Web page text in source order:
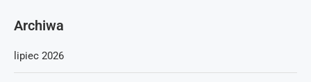
Archiwa
lipiec 2026